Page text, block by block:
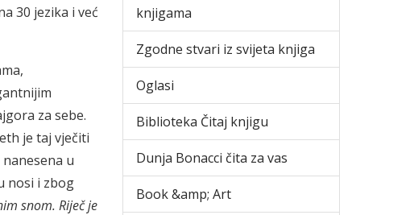
30 jezika i već
za sebe.
je taj vječiti
u
nosi i zbog
snom. Riječ je
knjigama
Zgodne stvari iz svijeta knjiga
Oglasi
Biblioteka Čitaj knjigu
Dunja Bonacci čita za vas
Book &amp; Art